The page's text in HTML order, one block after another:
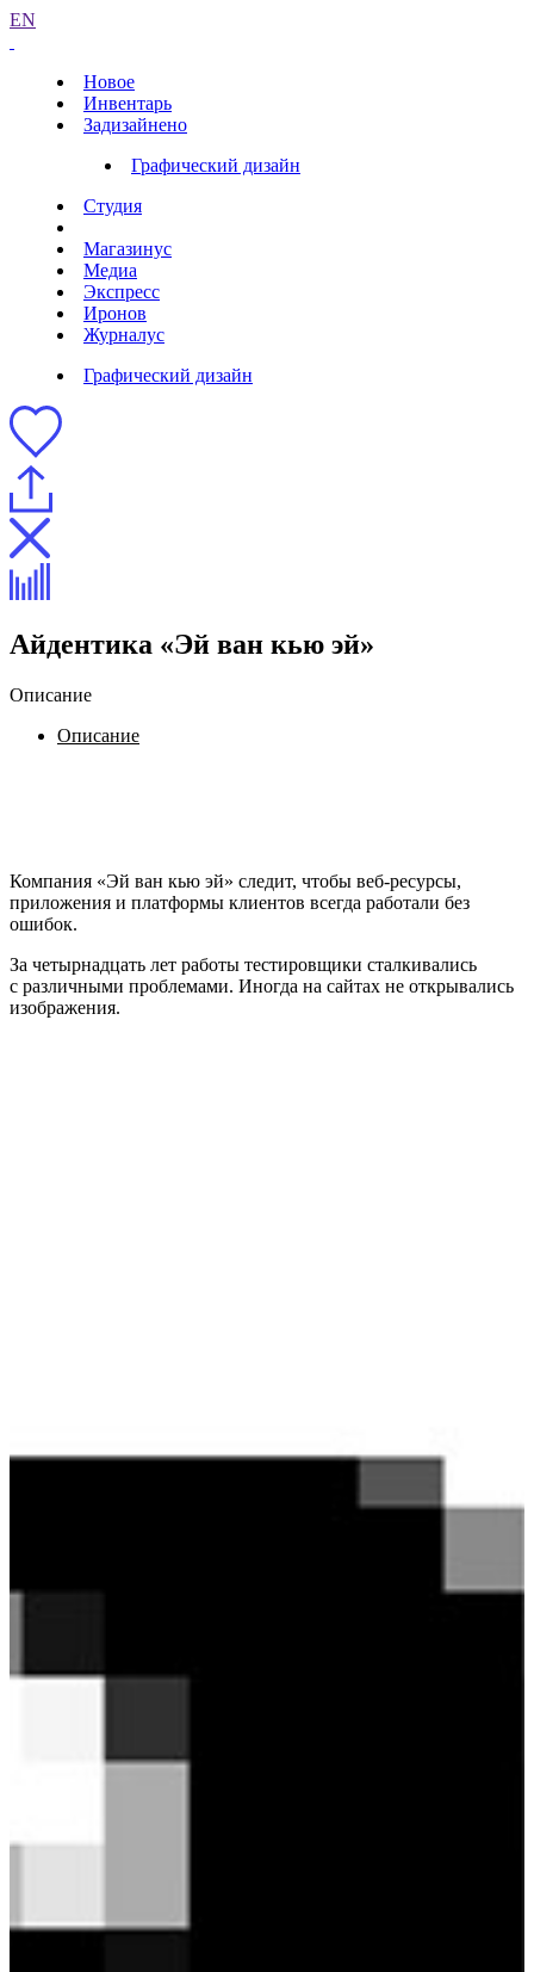
EN
Новое
Инвентарь
Задизайнено
Графический дизайн
Студия
Магазинус
Медиа
Экспресс
Иронов
Журналус
Графический дизайн
Айдентика «Эй ван кью эй»
Описание
Описание
Компания «Эй ван кью эй» следит, чтобы веб-ресурсы,
приложения и платформы клиентов всегда работали без
ошибок.
За четырнадцать лет работы тестировщики сталкивались
с различными проблемами. Иногда на сайтах не открывались
изображения.